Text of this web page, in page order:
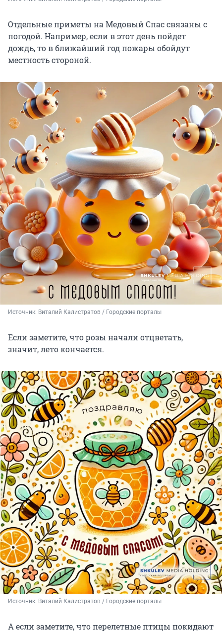
Отдельные приметы на Медовый Спас связаны с
погодой. Например, если в этот день пойдет
дождь, то в ближайший год пожары обойдут
местность стороной.
Источник: Виталий Калистратов / Городские порталы
Если заметите, что розы начали отцветать,
значит, лето кончается.
Источник: Виталий Калистратов / Городские порталы
А если заметите, что перелетные птицы покидают